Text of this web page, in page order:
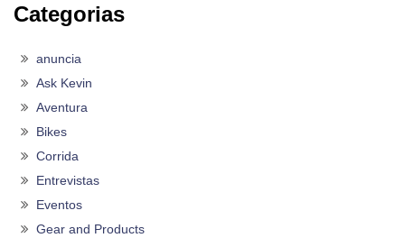
Categorias
anuncia
Ask Kevin
Aventura
Bikes
Corrida
Entrevistas
Eventos
Gear and Products